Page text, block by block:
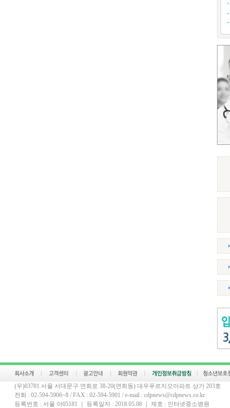
(우)03781 서울 서대문구 연희로 38-20(연희동) 대우푸르지오아파트 상가 203호
전화 : 02-594-5906~8 / FAX : 02-594-5901 / e-mail : cdpnews@cdpnews.co.kr
등록번호 : 서울 아05181 ｜ 등록일자 : 2018.05.08 ｜ 제호 : 인터넷중소병원